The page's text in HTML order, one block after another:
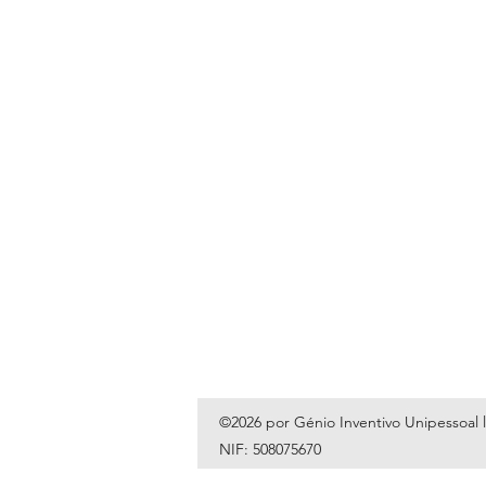
©2026 por Génio Inventivo Unipessoal
NIF: 508075670